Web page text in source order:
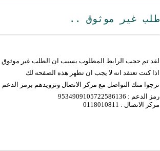
.. طلب غير موثوق
لقد تم حجب الرابط المطلوب بسبب ان الطلب غير موثوق
اذا كنت تعتقد انه لا يجب ان تظهر هذه الصفحه لك
نرجوا منك التواصل مع مركز الاتصال وتزويدهم برمز الدعم
9534909105722586136 : رمز الدعم
مركز الاتصال : 0118010811